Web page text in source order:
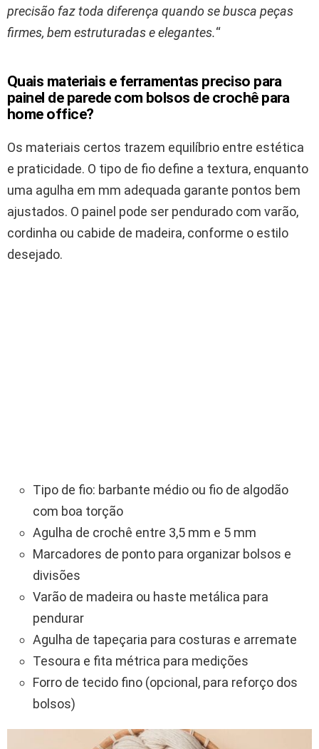
precisão faz toda diferença quando se busca peças
firmes, bem estruturadas e elegantes.“
Quais materiais e ferramentas preciso para
painel de parede com bolsos de crochê para
home office?
Os materiais certos trazem equilíbrio entre estética
e praticidade. O tipo de fio define a textura, enquanto
uma agulha em mm adequada garante pontos bem
ajustados. O painel pode ser pendurado com varão,
cordinha ou cabide de madeira, conforme o estilo
desejado.
Tipo de fio: barbante médio ou fio de algodão
com boa torção
Agulha de crochê entre 3,5 mm e 5 mm
Marcadores de ponto para organizar bolsos e
divisões
Varão de madeira ou haste metálica para
pendurar
Agulha de tapeçaria para costuras e arremate
Tesoura e fita métrica para medições
Forro de tecido fino (opcional, para reforço dos
bolsos)